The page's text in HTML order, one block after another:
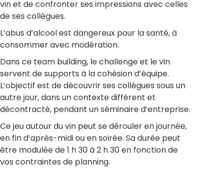
vin et de confronter ses impressions avec celles
de ses collègues.
L’abus d’alcool est dangereux pour la santé, à
consommer avec modération.
Dans ce team building, le challenge et le vin
servent de supports à la cohésion d’équipe.
L’objectif est de découvrir ses collègues sous un
autre jour, dans un contexte différent et
décontracté, pendant un séminaire d’entreprise.
Ce jeu autour du vin peut se dérouler en journée,
en fin d’après-midi ou en soirée. Sa durée peut
être modulée de 1 h 30 à 2 h 30 en fonction de
vos contraintes de planning.